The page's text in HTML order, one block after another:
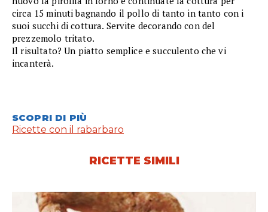
circa 15 minuti bagnando il pollo di tanto in tanto con i
suoi succhi di cottura. Servite decorando con del
prezzemolo tritato.
Il risultato? Un piatto semplice e succulento che vi
incanterà.
SCOPRI DI PIÙ
Ricette con il rabarbaro
RICETTE SIMILI